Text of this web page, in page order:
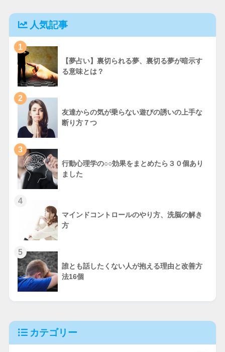
人気記事
1
【夢占い】裏切られる夢、裏切る夢が暗示す
る意味とは？
2
友達からの気が乗らない遊びの誘いの上手な
断り方７つ
3
行動心理学の○○効果をまとめたら３０個あり
ました
4
マインドコントロールのやり方、洗脳の解き
方
5
誰とも話したくない人が抱える理由と改善方
法16個
カテゴリー